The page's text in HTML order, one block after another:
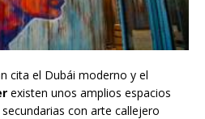
cita el Dubái moderno y el
existen unos amplios espacios
con arte callejero